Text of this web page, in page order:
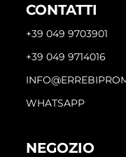
CONTATTI
+39 049 9703901
+39 049 9714016
WHATSAPP
NEGOZIO